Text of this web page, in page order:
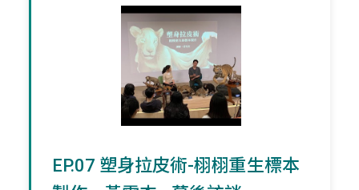
EP.07 塑身拉皮術-栩栩重生標本